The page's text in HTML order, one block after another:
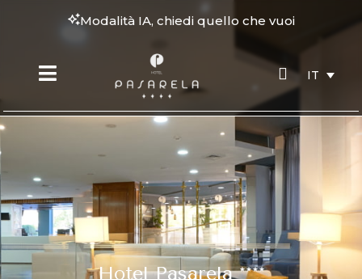
Modalità IA, chiedi quello che vuoi
IT
Hotel Pasarela ****